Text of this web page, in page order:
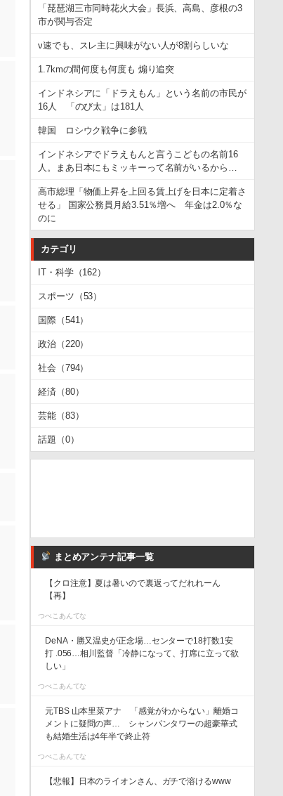
「琵琶湖三市同時花火大会」長浜、高島、彦根の3
市が関与否定
ν速でも、スレ主に興味がない人が8割らしいな
1.7kmの間何度も何度も 煽り追突
インドネシアに「ドラえもん」という名前の市民が
16人 「のび太」は181人
韓国 ロシウク戦争に参戦
インドネシアでドラえもんと言うこどもの名前16
人。まあ日本にもミッキーって名前がいるから…
高市総理「物価上昇を上回る賃上げを日本に定着さ
せる」 国家公務員月給3.51％増へ 年金は2.0％な
のに
カテゴリ
IT・科学（162）
スポーツ（53）
国際（541）
政治（220）
社会（794）
経済（80）
芸能（83）
話題（0）
まとめアンテナ記事一覧
【クロ注意】夏は暑いので裏返ってだれれーん
【再】
つべこあんてな
DeNA・勝又温史が正念場…センターで18打数1安
打 .056…相川監督「冷静になって、打席に立って欲
しい」
つべこあんてな
元TBS 山本里菜アナ 「感覚がわからない」離婚コ
メントに疑問の声… シャンパンタワーの超豪華式
も結婚生活は4年半で終止符
つべこあんてな
【悲報】日本のライオンさん、ガチで溶けるwww